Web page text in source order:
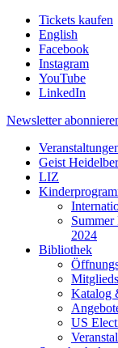
Tickets kaufen
English
Facebook
Instagram
YouTube
LinkedIn
Newsletter
Geist
LIZ
2024
Bibliothek
Katalog
US